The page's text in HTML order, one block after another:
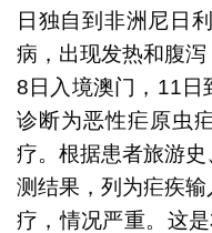
日独自到非洲尼日
病，出现发热和腹泻
8日入境澳门，11日
诊断为恶性疟原虫
疗。根据患者旅游
测结果，列为疟疾
疗，情况严重。这